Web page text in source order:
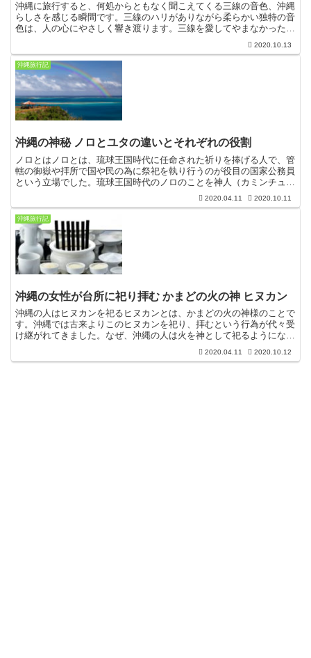
沖縄に旅行すると、何処からともなく聞こえてくる三線の音色、沖縄
らしさを感じる瞬間です。三線のハリがありながら柔らかい独特の音
色は、人の心にやさしく響き渡ります。三線を愛してやまなかった沖
縄の人々。 三線が楽器としての価値を超え、 沖縄の文化... 2020.10.13
沖縄旅行記
沖縄の神秘 ノロとユタの違いとそれぞれの役割
ノロとはノロとは、琉球王国時代に任命された祈りを捧げる人で、管
轄の御嶽や拝所で国や民の為に祭祀を執り行うのが役目の国家公務員
という立場でした。琉球王国時代のノロのことを神人（カミンチュ）
と呼んでいました。琉球王国時代は霊力がある人をノロに任...
2020.04.11 2020.10.11
沖縄旅行記
沖縄の女性が台所に祀り拝む かまどの火の神 ヒヌカン
沖縄の人はヒヌカンを祀るヒヌカンとは、かまどの火の神様のことで
す。沖縄では古来よりこのヒヌカンを祀り、拝むという行為が代々受
け継がれてきました。なぜ、沖縄の人は火を神として祀るようになっ
たのでしょうか。諸説ありますが、文明の礎としての火、つ...
2020.04.11 2020.10.12